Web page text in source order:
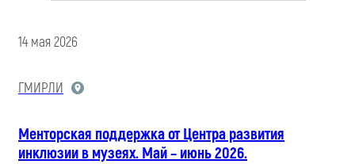
14 мая 2026
ГМИРЛИ
Менторская поддержка от Центра развития
инклюзии в музеях. Май – июнь 2026.